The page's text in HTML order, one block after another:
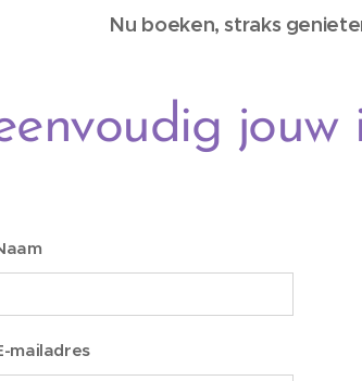
Nu boeken, straks
jouw
mailadres